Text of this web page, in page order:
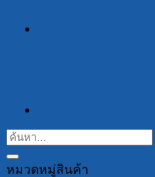
หมวดหมู่สินค้า